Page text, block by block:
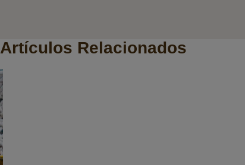
Artículos Relacionados